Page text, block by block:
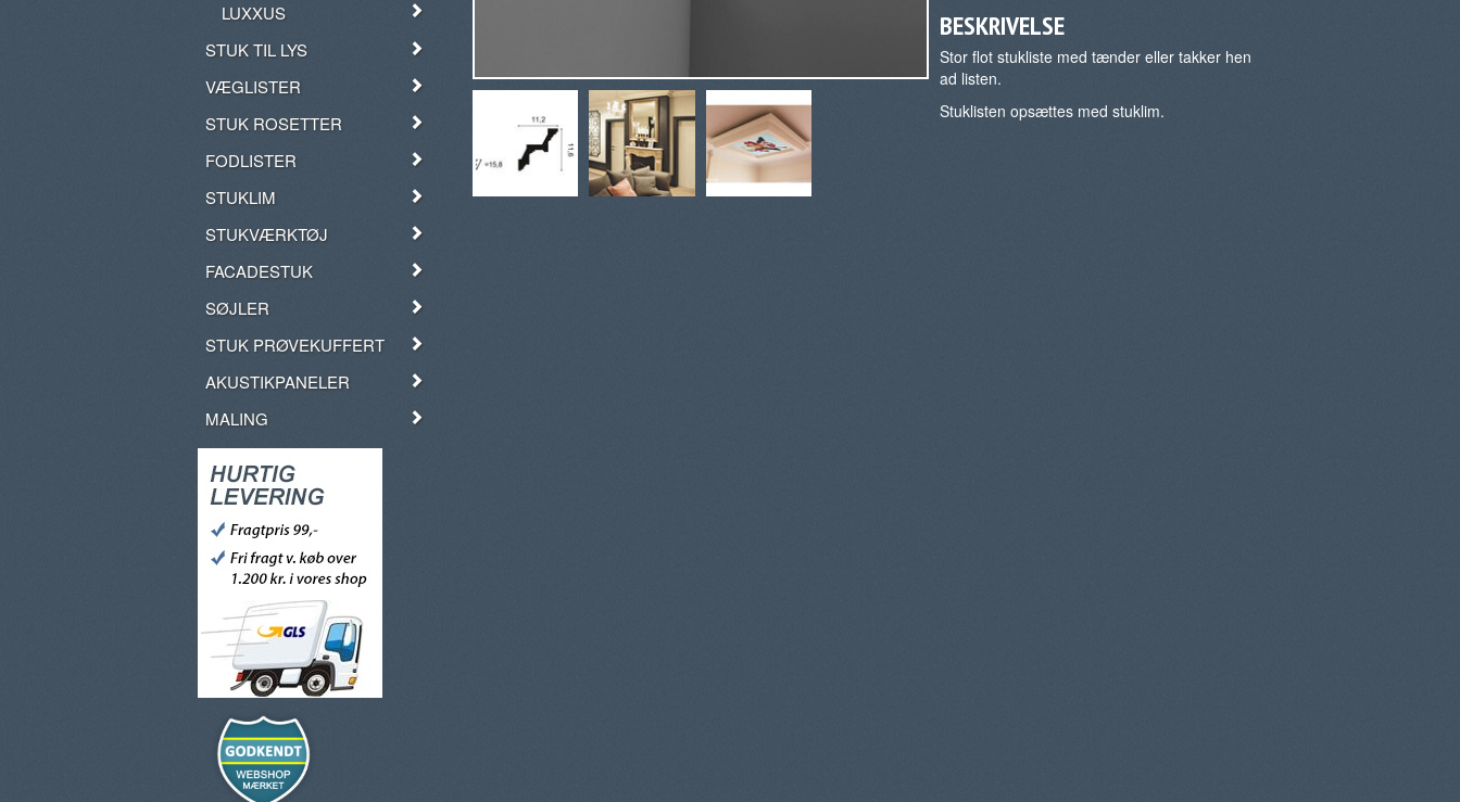
LUXXUS
STUK TIL LYS
VÆGLISTER
STUK ROSETTER
FODLISTER
STUKLIM
STUKVÆRKTØJ
FACADESTUK
SØJLER
STUK PRØVEKUFFERT
AKUSTIKPANELER
MALING
BESKRIVELSE
Stor flot stukliste med tænder eller takker hen
ad listen.
Stuklisten opsættes med stuklim.